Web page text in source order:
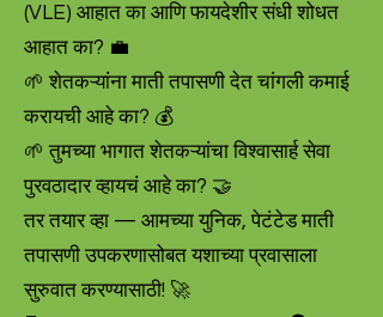
(VLE) आहात का आणि फायदेशीर संधी शोधत
आहात का? 💼
🌱 शेतकऱ्यांना माती तपासणी देत चांगली कमाई
करायची आहे का? 💰
🌱 तुमच्या भागात शेतकऱ्यांचा विश्वासार्ह सेवा
पुरवठादार व्हायचं आहे का? 🤝
तर तयार व्हा — आमच्या युनिक, पेटंटेड माती
तपासणी उपकरणासोबत यशाच्या प्रवासाला
सुरुवात करण्यासाठी! 🚀